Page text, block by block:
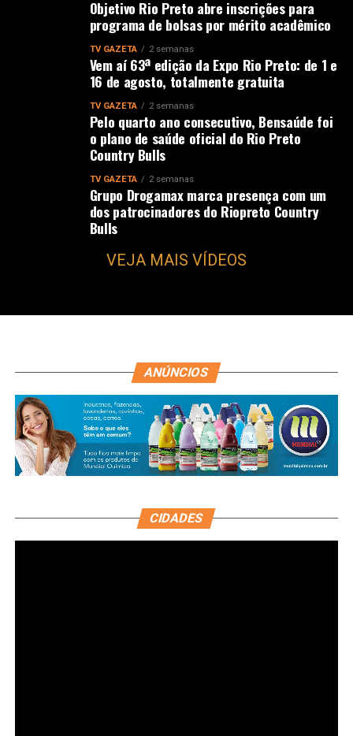
Objetivo Rio Preto abre inscrições para
programa de bolsas por mérito acadêmico
TV GAZETA 2 semanas
Vem aí 63ª edição da Expo Rio Preto: de 1 e
16 de agosto, totalmente gratuita
TV GAZETA 2 semanas
Pelo quarto ano consecutivo, Bensaúde foi
o plano de saúde oficial do Rio Preto
Country Bulls
TV GAZETA 2 semanas
Grupo Drogamax marca presença com um
dos patrocinadores do Riopreto Country
Bulls
VEJA MAIS VÍDEOS
ANÚNCIOS
CIDADES